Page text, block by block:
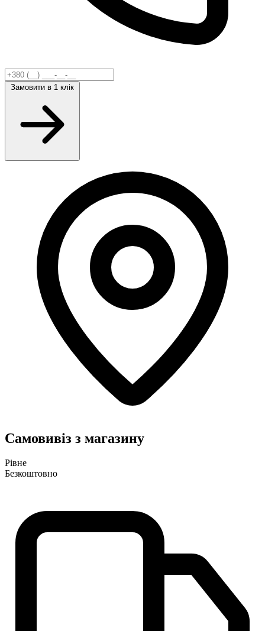
Замовити в 1 клік
Самовивіз з магазину
Рівне
Безкоштовно